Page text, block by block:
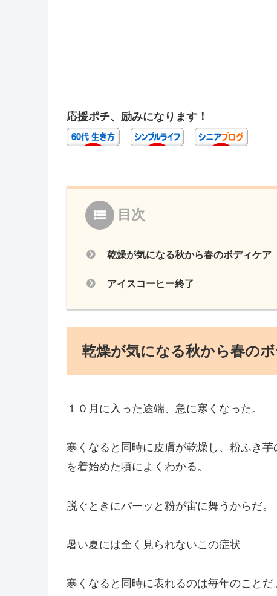
応援ポチ、励みになります！
目次
乾燥が気になる秋から春のボディケア
アイスコーヒー終了
乾燥が気になる秋から春の
１０月に入った途端、急に寒くなった。
寒くなると同時に皮膚が乾燥し、粉ふき
を着始めた頃によくわかる。
脱ぐときにパーッと粉が宙に舞うからだ。
暑い夏には全く見られないこの症状
寒くなると同時に表れるのは毎年のことだ